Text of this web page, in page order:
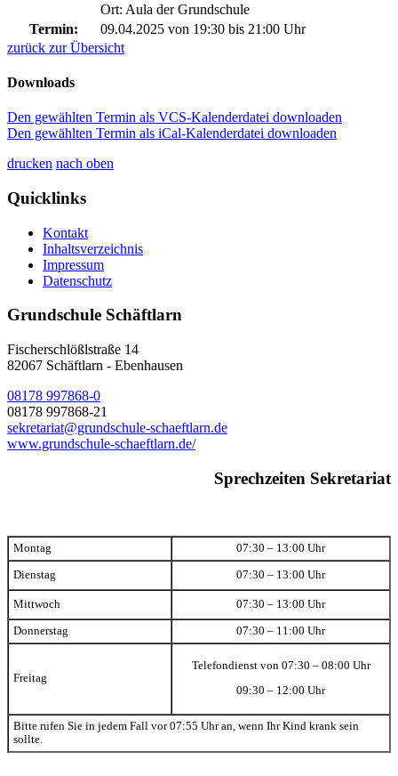
Ort: Aula der Grundschule
Termin:
09.04.2025 von 19:30 bis 21:00 Uhr
zurück zur Übersicht
Downloads
Den gewählten Termin als VCS-Kalenderdatei downloaden
Den gewählten Termin als iCal-Kalenderdatei downloaden
drucken nach oben
Quicklinks
Kontakt
Inhaltsverzeichnis
Impressum
Datenschutz
Grundschule Schäftlarn
Fischerschlößlstraße 14
82067 Schäftlarn - Ebenhausen
08178 997868-0
08178 997868-21
sekretariat@grundschule-schaeftlarn.de
www.grundschule-schaeftlarn.de/
Sprechzeiten Sekretariat
Montag 07:30 – 13:00 Uhr
Dienstag 07:30 – 13:00 Uhr
Mittwoch 07:30 – 13:00 Uhr
Donnerstag 07:30 – 11:00 Uhr
Freitag
Telefondienst von 07:30 – 08:00 Uhr
09:30 – 12:00 Uhr
Bitte rufen Sie in jedem Fall vor 07:55 Uhr an, wenn Ihr Kind krank sein
sollte.